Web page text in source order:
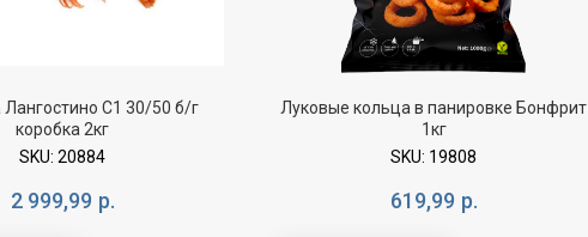
Лангостино С1 30/50 б/г
коробка 2кг
SKU: 20884
2 999,99 р.
Луковые кольца в панировке Бонфрит
1кг
SKU: 19808
619,99 р.